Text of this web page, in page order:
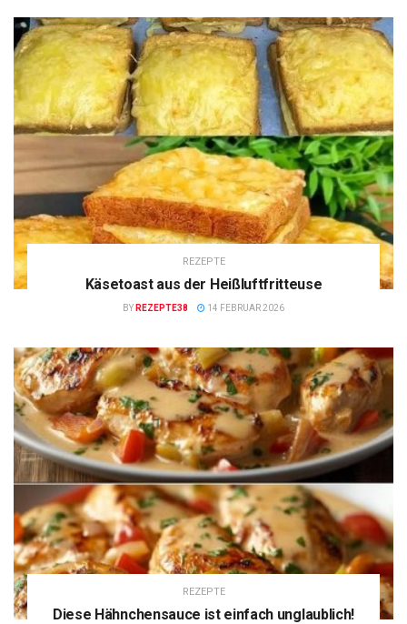
REZEPTE
Käsetoast aus der Heißluftfritteuse
BY REZEPTE38 14 FEBRUAR 2026
REZEPTE
Diese Hähnchensauce ist einfach unglaublich!